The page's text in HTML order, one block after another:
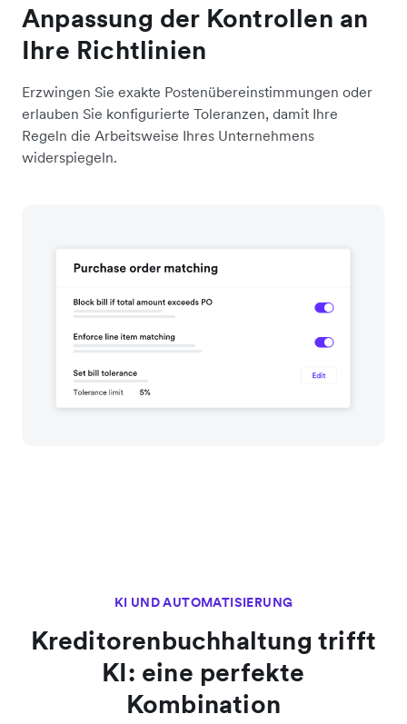
Anpassung der Kontrollen an
Ihre Richtlinien
Erzwingen Sie exakte Postenübereinstimmungen oder
erlauben Sie konfigurierte Toleranzen, damit Ihre
Regeln die Arbeitsweise Ihres Unternehmens
widerspiegeln.
KI UND AUTOMATISIERUNG
Kreditorenbuchhaltung trifft
KI: eine perfekte
Kombination